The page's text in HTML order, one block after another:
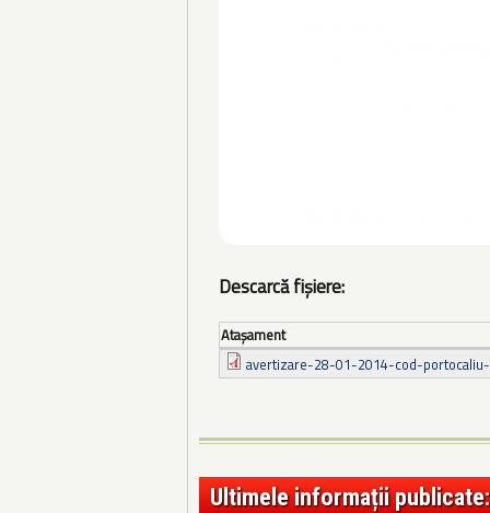
Descarcă fișiere:
Ataşament
avertizare-28-01-2014-cod-
Ultimele informații publicate: